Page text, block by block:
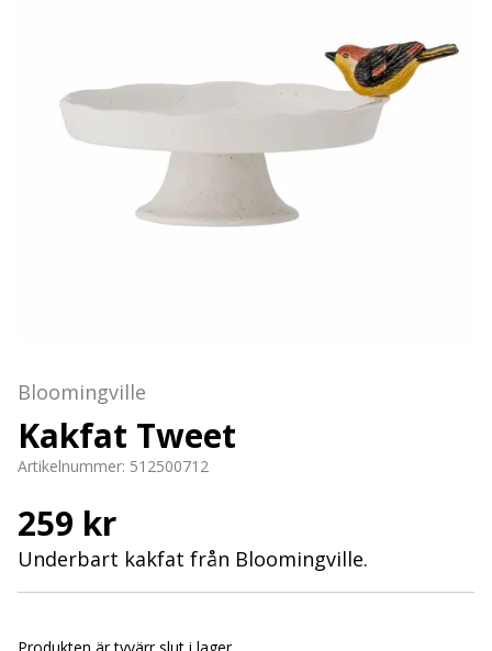
Bloomingville
Kakfat Tweet
Artikelnummer: 512500712
259 kr
Underbart kakfat från Bloomingville.